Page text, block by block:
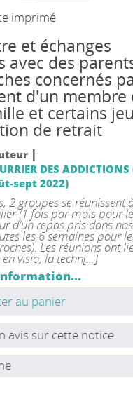
imprimé
et échanges
avec des
concernés
d'un membre
et certains
de retrait
|
DES
sept 2022)
2 groupes se réunissent
(1 fois par mois pour
d'un repas pris dans nos
les 6 semaines pour
Les réunions ont
visio, la techn[...]
au panier
avis sur cette notice.